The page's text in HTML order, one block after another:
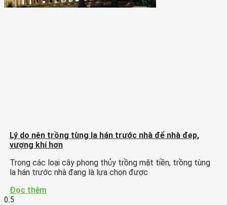
Lý do nên trồng tùng la hán trước nhà để nhà đẹp,
vượng khí hơn
Trong các loại cây phong thủy trồng mặt tiền, trồng tùng
la hán trước nhà đang là lựa chọn được
Đọc thêm